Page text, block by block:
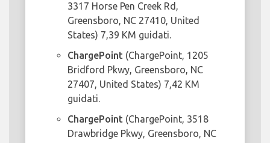
3317 Horse Pen Creek Rd,
Greensboro, NC 27410, United
States) 7,39 KM guidati.
ChargePoint (ChargePoint, 1205
Bridford Pkwy, Greensboro, NC
27407, United States) 7,42 KM
guidati.
ChargePoint (ChargePoint, 3518
Drawbridge Pkwy, Greensboro, NC